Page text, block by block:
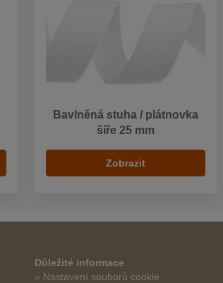
Bavlněná stuha / plátnovka
šíře 25 mm
Zobrazit
Důležité informace
» Nastavení souborů cookie